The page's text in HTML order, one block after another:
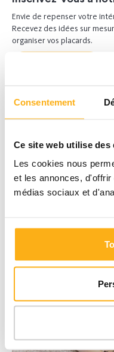
Consentement
Ce site web utilise des
Les cookies nous
et les annonces,
médias sociaux et
Envie de repenser votre
Recevez des idées sur
organiser vos placards.